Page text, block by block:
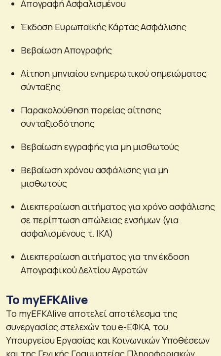
Απογραφή Ασφαλισμένου
Έκδοση Ευρωπαϊκής Κάρτας Ασφάλισης
Βεβαίωση Απογραφής
Αίτηση μηνιαίου ενημερωτικού σημειώματος
σύνταξης
Παρακολούθηση πορείας αίτησης
συνταξιοδότησης
Βεβαίωση εγγραφής για μη μισθωτούς
Βεβαίωση χρόνου ασφάλισης για μη
μισθωτούς
Διεκπεραίωση αιτήματος για χρόνο ασφάλισης
σε περίπτωση απώλειας ενσήμων (για
ασφαλισμένους τ. ΙΚΑ)
Διεκπεραίωση αιτήματος για την έκδοση
Απογραφικού Δελτίου Αγροτών
Το myEFKAlive
Το myEFKAlive αποτελεί αποτέλεσμα της
συνεργασίας στελεχών του e-ΕΦΚΑ, του
Υπουργείου Εργασίας και Κοινωνικών Υποθέσεων
και της Γενικής Γραμματείας Πληροφοριακών